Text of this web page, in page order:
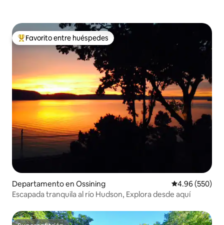
De los mejores en Favorito entre huéspedes
Favorito entre huéspedes
Departamento en Ossining Calificación
4.96 (550)
Escapada tranquila al río Hudson, Explora desde aquí